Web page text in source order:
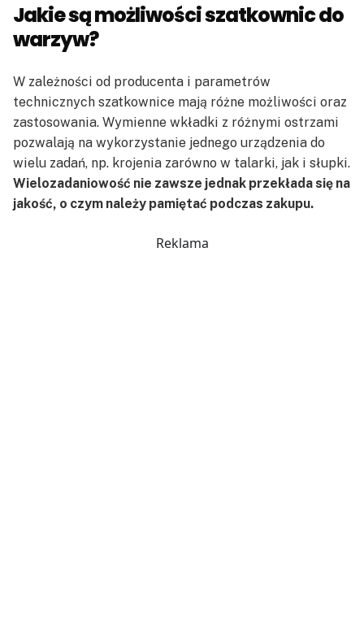
Jakie są możliwości szatkownic do
warzyw?
W zależności od producenta i parametrów
technicznych szatkownice mają różne możliwości oraz
zastosowania. Wymienne wkładki z różnymi ostrzami
pozwalają na wykorzystanie jednego urządzenia do
wielu zadań, np. krojenia zarówno w talarki, jak i słupki.
Wielozadaniowość nie zawsze jednak przekłada się na
jakość, o czym należy pamiętać podczas zakupu.
Reklama